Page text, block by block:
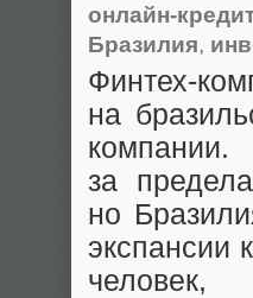
онлайн-
Бразилия,
Финтех-
на
за
но
экспансии
человек,